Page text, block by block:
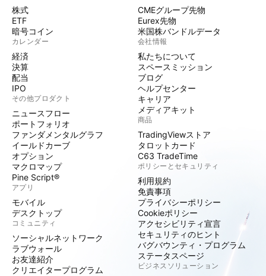
株式
ETF
暗号コイン
カレンダー
経済
決算
配当
IPO
その他プロダクト
ニュースフロー
ポートフォリオ
ファンダメンタルグラフ
イールドカーブ
オプション
マクロマップ
Pine Script®
アプリ
モバイル
デスクトップ
コミュニティ
ソーシャルネットワーク
ラブウォール
お友達紹介
クリエイタープログラム
CMEグループ先物
Eurex先物
米国株バンドルデータ
会社情報
私たちについて
スペースミッション
ブログ
ヘルプセンター
キャリア
メディアキット
商品
TradingViewストア
タロットカード
C63 TradeTime
ポリシーとセキュリティ
利用規約
免責事項
プライバシーポリシー
Cookieポリシー
アクセシビリティ宣言
セキュリティのヒント
バグバウンティ・プログラム
ステータスページ
ビジネスソリューション